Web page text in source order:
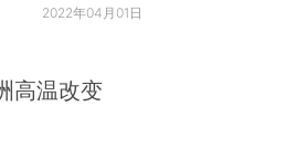
2022年04月01日
高温改变